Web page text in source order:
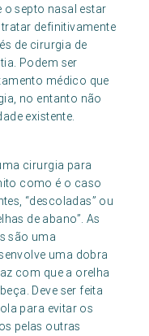
septo nasal estar
definitivamente
de cirurgia de
Podem ser
médico que
no entanto não
existente.
cirurgia para
como é o caso
“descoladas” ou
de abano”. As
são uma
uma dobra
com que a orelha
Deve ser feita
para evitar os
pelas outras